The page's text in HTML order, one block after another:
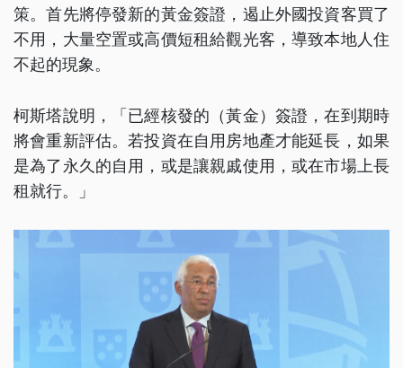
策。首先將停發新的黃金簽證，遏止外國投資客買了
不用，大量空置或高價短租給觀光客，導致本地人住
不起的現象。
柯斯塔說明，「已經核發的（黃金）簽證，在到期時
將會重新評估。若投資在自用房地產才能延長，如果
是為了永久的自用，或是讓親戚使用，或在市場上長
租就行。」